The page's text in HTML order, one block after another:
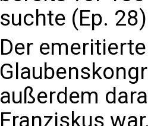
suchte (Ep.
Der
außerdem
Franziskus